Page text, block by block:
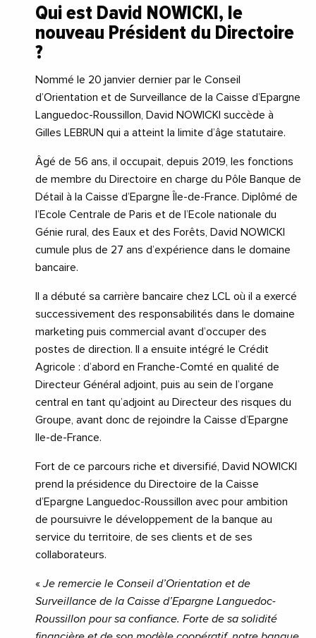
Qui est David NOWICKI, le
nouveau Président du Directoire
?
Nommé le 20 janvier dernier par le Conseil
d’Orientation et de Surveillance de la Caisse d’Epargne
Languedoc-Roussillon, David NOWICKI succède à
Gilles LEBRUN qui a atteint la limite d’âge statutaire.
Âgé de 56 ans, il occupait, depuis 2019, les fonctions
de membre du Directoire en charge du Pôle Banque de
Détail à la Caisse d’Epargne Île-de-France. Diplômé de
l’Ecole Centrale de Paris et de l’Ecole nationale du
Génie rural, des Eaux et des Forêts, David NOWICKI
cumule plus de 27 ans d’expérience dans le domaine
bancaire.
Il a débuté sa carrière bancaire chez LCL où il a exercé
successivement des responsabilités dans le domaine
marketing puis commercial avant d’occuper des
postes de direction. Il a ensuite intégré le Crédit
Agricole : d’abord en Franche-Comté en qualité de
Directeur Général adjoint, puis au sein de l’organe
central en tant qu’adjoint au Directeur des risques du
Groupe, avant donc de rejoindre la Caisse d’Epargne
Ile-de-France.
Fort de ce parcours riche et diversifié, David NOWICKI
prend la présidence du Directoire de la Caisse
d’Epargne Languedoc-Roussillon avec pour ambition
de poursuivre le développement de la banque au
service du territoire, de ses clients et de ses
collaborateurs.
«Je remercie le Conseil d’Orientation et de
Surveillance de la Caisse d’Epargne Languedoc-
Roussillon pour sa confiance. Forte de sa solidité